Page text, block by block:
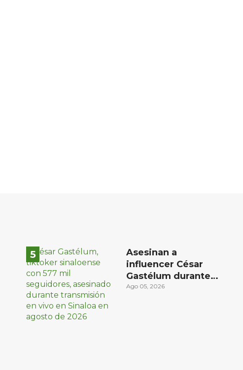
Asesinan a
influencer César
Gastélum durante
transmisión en vivo
Ago 05, 2026